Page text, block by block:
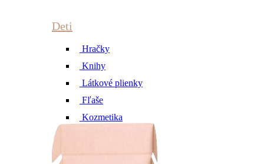
Deti
Hračky
Knihy
Látkové plienky
Fľaše
Kozmetika